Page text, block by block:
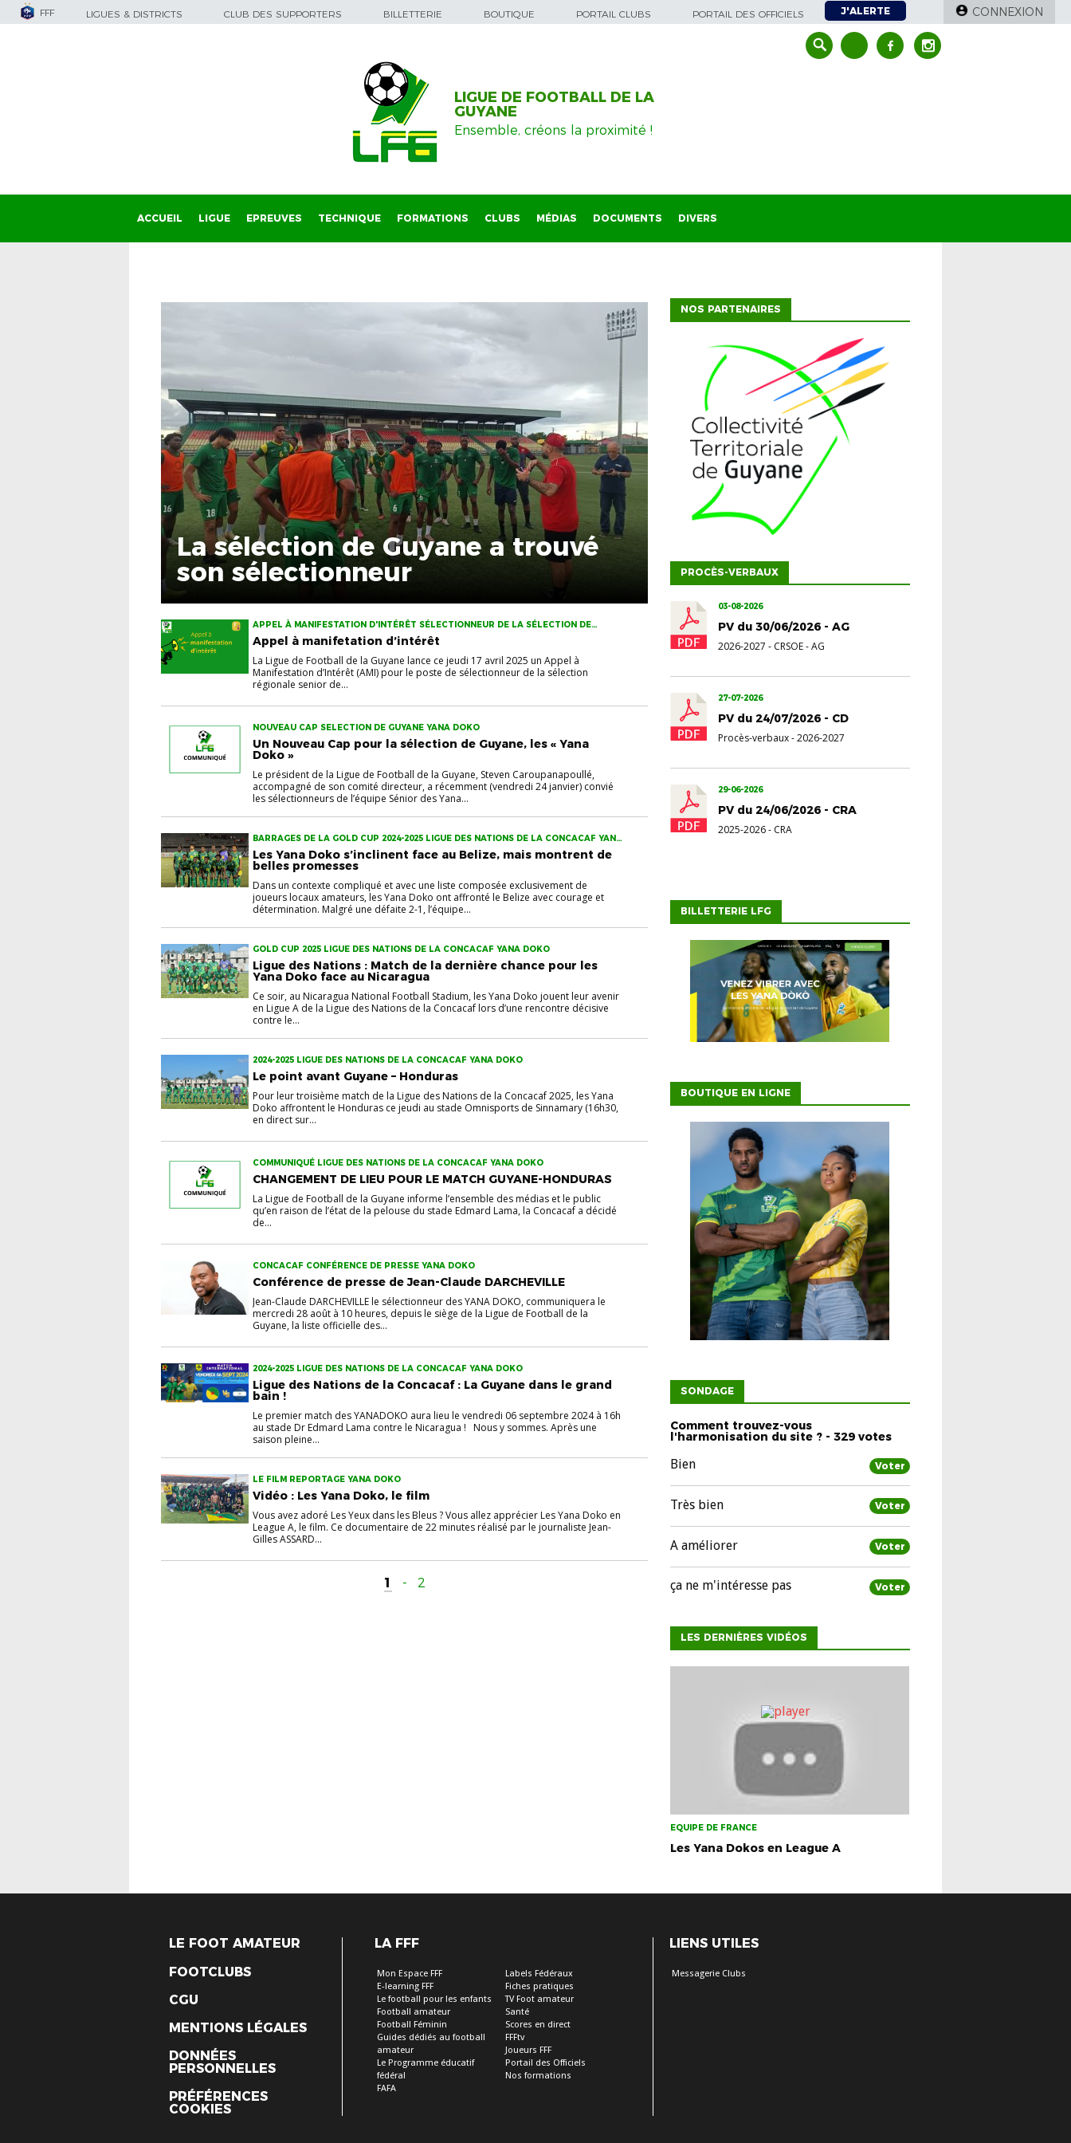
FFF LIGUES & DISTRICTS CLUB DES SUPPORTERS BILLETTERIE BOUTIQUE PORTAIL CLUBS PORTAIL DES OFFICIELS J'ALERTE CONNEXION
LIGUE DE FOOTBALL DE LA
GUYANE
Ensemble, créons la proximité !
ACCUEIL LIGUE EPREUVES TECHNIQUE FORMATIONS CLUBS MÉDIAS DOCUMENTS DIVERS
La sélection de Guyane a trouvé
son sélectionneur
APPEL À MANIFESTATION D'INTÉRÊT SÉLECTIONNEUR DE LA SÉLECTION DE
GUYANE YANA DOKO
Appel à manifetation d’intérêt
La Ligue de Football de la Guyane lance ce jeudi 17 avril 2025 un Appel à
Manifestation d’Intérêt (AMI) pour le poste de sélectionneur de la sélection
régionale senior de...
NOUVEAU CAP SELECTION DE GUYANE YANA DOKO
Un Nouveau Cap pour la sélection de Guyane, les « Yana
Doko »
Le président de la Ligue de Football de la Guyane, Steven Caroupanapoullé,
accompagné de son comité directeur, a récemment (vendredi 24 janvier) convié
les sélectionneurs de l’équipe Sénior des Yana...
BARRAGES DE LA GOLD CUP 2024-2025 LIGUE DES NATIONS DE LA CONCACAF YANA
DOKO
Les Yana Doko s’inclinent face au Belize, mais montrent de
belles promesses
Dans un contexte compliqué et avec une liste composée exclusivement de
joueurs locaux amateurs, les Yana Doko ont affronté le Belize avec courage et
détermination. Malgré une défaite 2-1, l’équipe...
GOLD CUP 2025 LIGUE DES NATIONS DE LA CONCACAF YANA DOKO
Ligue des Nations : Match de la dernière chance pour les
Yana Doko face au Nicaragua
Ce soir, au Nicaragua National Football Stadium, les Yana Doko jouent leur avenir
en Ligue A de la Ligue des Nations de la Concacaf lors d’une rencontre décisive
contre le...
2024-2025 LIGUE DES NATIONS DE LA CONCACAF YANA DOKO
Le point avant Guyane – Honduras
Pour leur troisième match de la Ligue des Nations de la Concacaf 2025, les Yana
Doko affrontent le Honduras ce jeudi au stade Omnisports de Sinnamary (16h30,
en direct sur...
COMMUNIQUÉ LIGUE DES NATIONS DE LA CONCACAF YANA DOKO
CHANGEMENT DE LIEU POUR LE MATCH GUYANE-HONDURAS
La Ligue de Football de la Guyane informe l’ensemble des médias et le public
qu’en raison de l’état de la pelouse du stade Edmard Lama, la Concacaf a décidé
de...
CONCACAF CONFÉRENCE DE PRESSE YANA DOKO
Conférence de presse de Jean-Claude DARCHEVILLE
Jean-Claude DARCHEVILLE le sélectionneur des YANA DOKO, communiquera le
mercredi 28 août à 10 heures, depuis le siège de la Ligue de Football de la
Guyane, la liste officielle des...
2024-2025 LIGUE DES NATIONS DE LA CONCACAF YANA DOKO
Ligue des Nations de la Concacaf : La Guyane dans le grand
bain !
Le premier match des YANADOKO aura lieu le vendredi 06 septembre 2024 à 16h
au stade Dr Edmard Lama contre le Nicaragua ! Nous y sommes. Après une
saison pleine...
LE FILM REPORTAGE YANA DOKO
Vidéo : Les Yana Doko, le film
Vous avez adoré Les Yeux dans les Bleus ? Vous allez apprécier Les Yana Doko en
League A, le film. Ce documentaire de 22 minutes réalisé par le journaliste Jean-
Gilles ASSARD...
1 - 2
NOS PARTENAIRES
PROCÈS-VERBAUX
03-08-2026
PV du 30/06/2026 - AG
2026-2027 - CRSOE - AG
27-07-2026
PV du 24/07/2026 - CD
Procès-verbaux-2026-2027
29-06-2026
PV du 24/06/2026 - CRA
2025-2026- CRA
BILLETTERIE LFG
BOUTIQUE EN LIGNE
SONDAGE
Comment trouvez-vous
l'harmonisation du site ? - 329 votes
Bien Voter
Très bien Voter
A améliorer Voter
ça ne m'intéresse pas Voter
LES DERNIÈRES VIDÉOS
EQUIPE DE FRANCE
Les Yana Dokos en League A
LE FOOT AMATEUR
FOOTCLUBS
CGU
MENTIONS LÉGALES
DONNÉES
PERSONNELLES
PRÉFÉRENCES
COOKIES
LA FFF
Mon Espace FFF
E-learning FFF
Le football pour les enfants
Football amateur
Football Féminin
Guides dédiés au football
amateur
Le Programme éducatif
fédéral
FAFA
Labels Fédéraux
Fiches pratiques
TV Foot amateur
Santé
Scores en direct
FFFtv
Joueurs FFF
Portail des Officiels
Nos formations
LIENS UTILES
Messagerie Clubs